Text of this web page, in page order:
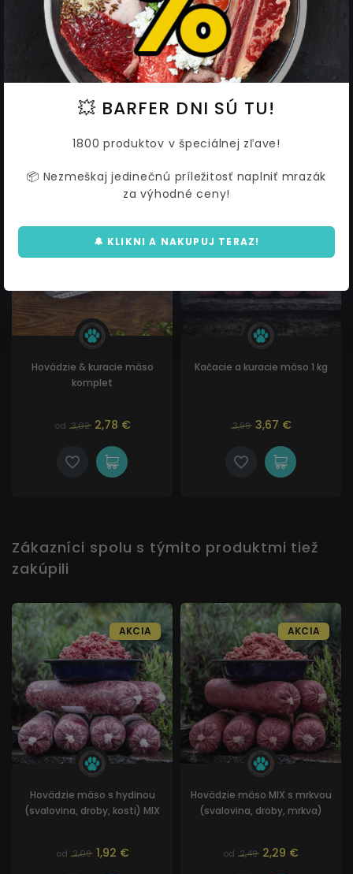
Hovädzie a kuracie mäso pre
šteňa
1,90
Barfer menu - Bravčové a
kuracie mäso so zeleninou
1kg
6,79
Hovädzie & kuracie mäso
komplet
od 3,02 2,78 €
AKCIA
Kačacie a kuracie mäso 1 kg
3,99 3,67 €
Zákazníci spolu s týmito produktmi tiež
zakúpili
Hovädzie mäso s hydinou
(svalovina, droby, kosti) MIX
od 2,09 1,92 €
AKCIA
Hovädzie mäso MIX s mrkvou
(svalovina, droby, mrkva)
od 2,49 2,29 €
AKCIA
💥 BARFER DNI SÚ TU!
1800 produktov v špeciálnej zľave!
📦 Nezmeškaj jedinečnú príležitosť naplniť mrazák
za výhodné ceny!
🔔 KLIKNI A NAKUPUJ TERAZ!